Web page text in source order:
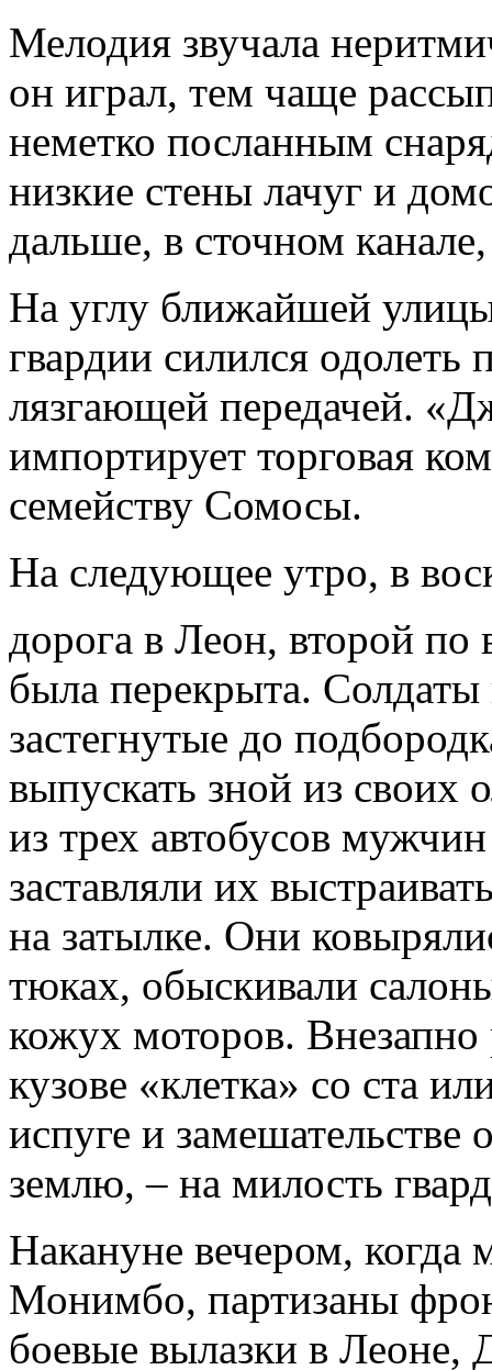
Мелодия звучала
он играл, тем чаще
неметко посланным
низкие стены лачуг и
дальше, в сточном
На углу ближайшей
гвардии силился
лязгающей передачей.
импортирует торговая
семейству Сомосы.
На следующее утро, в
дорога в Леон, второй по
была перекрыта.
застегнутые до
выпускать зной из своих
из трех автобусов
заставляли их
на затылке. Они
тюках, обыскивали
кожух моторов. Внезапно
кузове «клетка» со ста
испуге и замешательстве
землю, – на милость
Накануне вечером, когда
Монимбо, партизаны
боевые вылазки в Леоне,